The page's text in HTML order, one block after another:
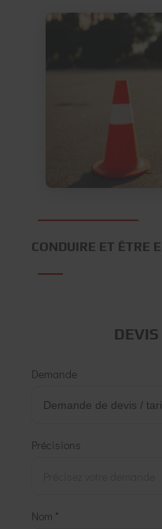
CONDUIRE ET ÊTRE
DEVIS
Demande
Précisions
Nom *